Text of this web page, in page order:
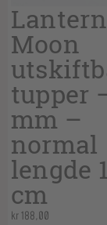
Lantern
Moon
tupper
mm –
normal
lengde
cm
kr188,00